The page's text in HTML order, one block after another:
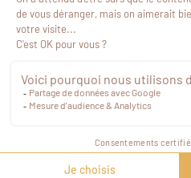
53,55 €TTC
Suivez-nous